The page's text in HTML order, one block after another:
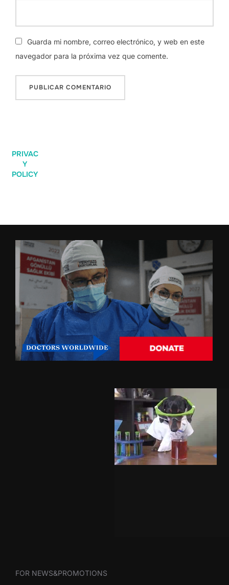
Guarda mi nombre, correo electrónico, y web en este
navegador para la próxima vez que comente.
PRIVAC
Y
POLICY
FOR NEWS&PROMOTIONS